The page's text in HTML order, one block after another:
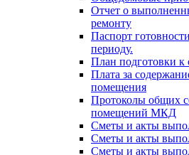
Отчет о
ремонту
Паспорт
периоду.
План подготовки к
Плата за
помещения
Протоколы общих
помещений МКД
Сметы и акты
Сметы и акты
Сметы и акты